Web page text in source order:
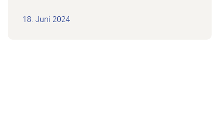
18. Juni 2024